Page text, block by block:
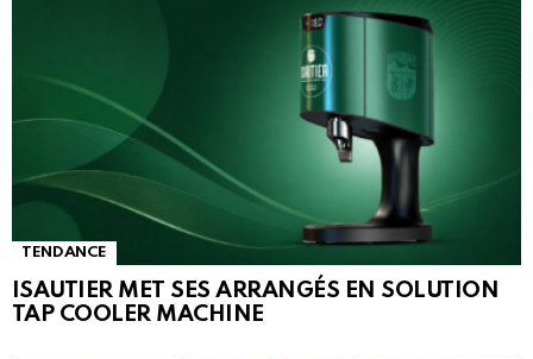
TENDANCE
ISAUTIER MET SES ARRANGÉS EN SOLUTION
TAP COOLER MACHINE